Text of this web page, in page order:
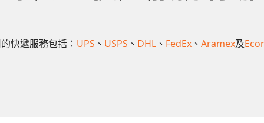
快遞服務包括： UPS 、 USPS 、 DHL 、 FedEx 、 Aramex及